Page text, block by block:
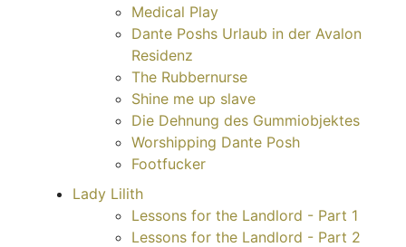
Medical Play
Dante Poshs Urlaub in der Avalon
Residenz
The Rubbernurse
Shine me up slave
Die Dehnung des Gummiobjektes
Worshipping Dante Posh
Footfucker
Lady Lilith
Lessons for the Landlord - Part 1
Lessons for the Landlord - Part 2